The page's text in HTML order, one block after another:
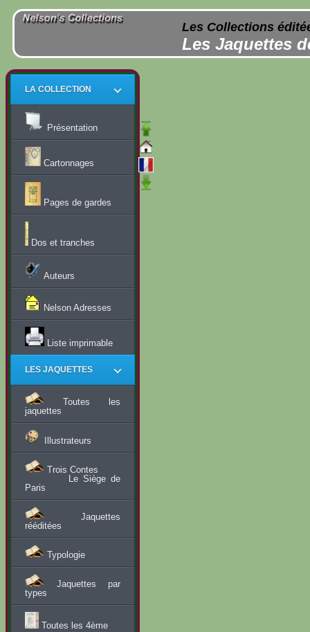
Les Collections
Les Jaquettes
LA COLLECTION
Présentation
Cartonnages
Pages de gardes
Dos et tranches
Auteurs
Nelson Adresses
Liste imprimable
LES JAQUETTES
Toutes les
jaquettes
Illustrateurs
Trois Contes
Le Siège de
Paris
Jaquettes
rééditées
Typologie
Jaquettes par
types
Toutes les 4ème